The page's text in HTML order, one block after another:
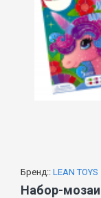
Бренд:: LEAN TOYS
Набор-